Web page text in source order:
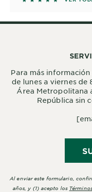
Para más
de lunes a viernes de
Área Metropolitana
República sin
Al enviar este formulario,
años, y (1) acepto los